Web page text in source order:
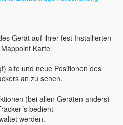
Gerät auf ihrer fest Installierten
Karte
alte und neue Positionen des
an zu sehen.
(bei allen Geräten anders)
bedient
werden.